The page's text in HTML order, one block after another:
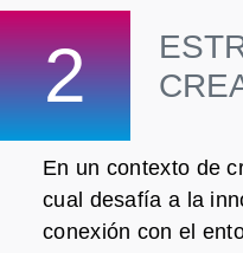
2
En un contexto de
cual desafía a la
conexión con el